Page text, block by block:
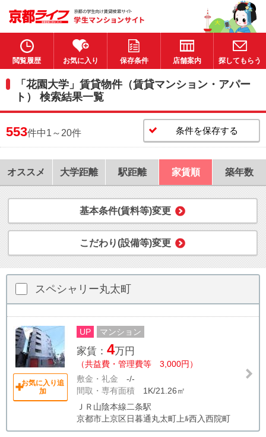
閲覧履歴 お気に入り 保存条件 店舗案内 探してもらう
「花園大学」賃貸物件（賃貸マンション・アパー
ト） 検索結果一覧
553件中1～20件 条件を保存する
オススメ 大学距離 駅距離 家賃順 築年数
基本条件(賃料等)変更
こだわり(設備等)変更
スペシャリー丸太町
お気に入り追
加
UP マンション
家賃： 4万円
（共益費・管理費等 3,000円）
敷金・礼金 -/-
間取・専有面積 1K/21.26㎡
ＪＲ山陰本線二条駅
京都市上京区日暮通丸太町上ﾙ西入西院町